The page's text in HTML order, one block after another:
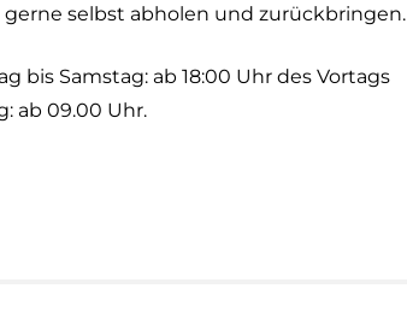
selbst abholen und zurückbringen.
bis Samstag: ab 18:00 Uhr des Vortags
ab 09.00 Uhr.